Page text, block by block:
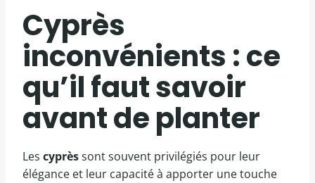
Cyprès
inconvénients : ce
qu’il faut savoir
avant de planter
Les cyprèssont souvent privilégiés pour leur
élégance et leur capacité à apporter une touche